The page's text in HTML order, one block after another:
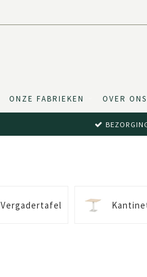
ONZE FABRIEKEN OVER ONS
Vergadertafel